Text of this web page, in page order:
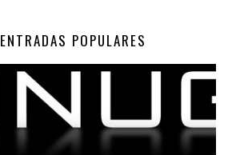
ENTRADAS POPULARES